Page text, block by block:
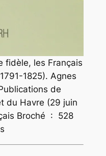
fidèle, les Français
1825). Agnes
du Havre (29 juin